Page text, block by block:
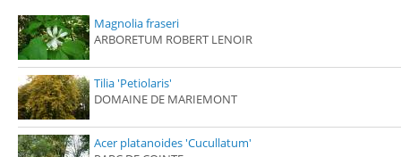
Magnolia fraseri
ARBORETUM ROBERT LENOIR
Tilia 'Petiolaris'
DOMAINE DE MARIEMONT
Acer platanoides 'Cucullatum'